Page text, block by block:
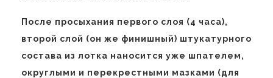
После просыхания первого слоя (4 часа),
второй слой (он же финишный) штукатурного
состава из лотка наносится уже шпателем,
округлыми и перекрестными мазками (для